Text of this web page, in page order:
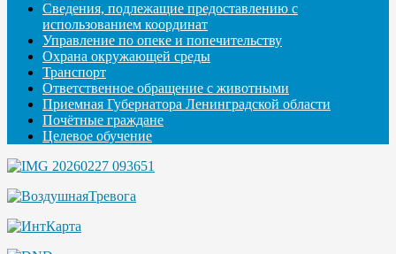
Сведения, подлежащие предоставлению с
использованием координат
Управление по опеке и попечительству
Охрана окружающей среды
Транспорт
Ответственное обращение с животными
Приемная Губернатора Ленинградской области
Почётные граждане
Целевое обучение